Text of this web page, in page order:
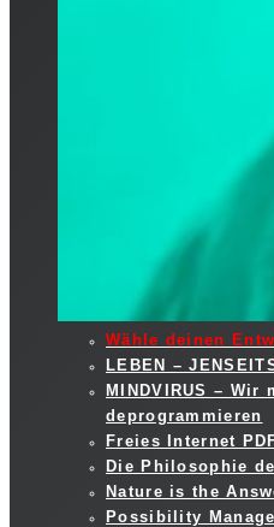
Wähle deinen
LEBEN –
MINDVIRUS – Wir
deprogrammieren
Freies Internet
Die Philosophie
Nature is the
Possibility